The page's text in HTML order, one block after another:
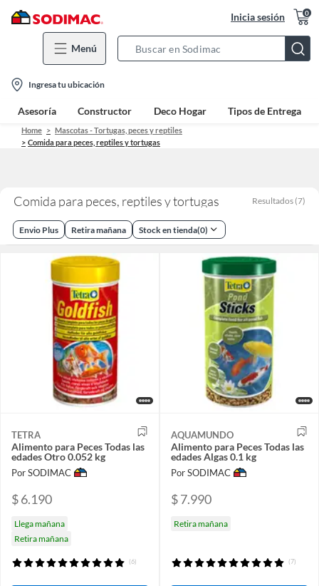
Inicia sesión 0
Menú
Bar
location-
icon
Ingresa tu ubicación
Asesoría Constructor Deco Hogar Tipos de Entrega
Home
Mascotas - Tortugas, peces y reptiles
Comida para peces, reptiles y tortugas
Comida para peces, reptiles y tortugas Resultados (7)
Envio Plus Retira mañana Stock en tienda(0)
TETRA
Alimento para Peces Todas las
edades Otro 0.052 kg
Por SODIMAC
$ 6.190
Llega mañana
Retira mañana
(6)
AQUAMUNDO
Alimento para Peces Todas las
edades Algas 0.1 kg
Por SODIMAC
$ 7.990
Retira mañana
(7)